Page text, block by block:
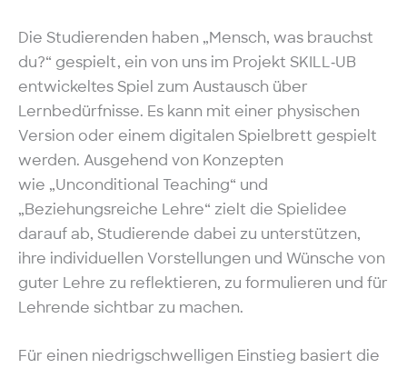
Die Studierenden haben „Mensch, was brauchst
du?“ gespielt, ein von uns im Projekt SKILL‑UB
entwickeltes Spiel zum Austausch über
Lernbedürfnisse. Es kann mit einer physischen
Version oder einem digitalen Spielbrett gespielt
werden. Ausgehend von Konzepten
wie „Unconditional Teaching“ und
„Beziehungsreiche Lehre“ zielt die Spielidee
darauf ab, Studierende dabei zu unterstützen,
ihre individuellen Vorstellungen und Wünsche von
guter Lehre zu reflektieren, zu formulieren und für
Lehrende sichtbar zu machen.
Für einen niedrigschwelligen Einstieg basiert die